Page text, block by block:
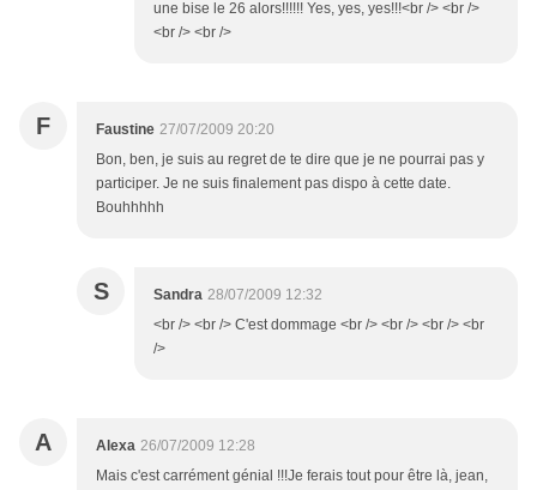
une bise le 26 alors!!!!!! Yes, yes, yes!!!<br /> <br />
<br /> <br />
F Faustine 27/07/2009 20:20
Bon, ben, je suis au regret de te dire que je ne pourrai pas y
participer. Je ne suis finalement pas dispo à cette date.
Bouhhhhh
S Sandra 28/07/2009 12:32
<br /> <br /> C'est dommage <br /> <br /> <br /> <br
/>
A Alexa 26/07/2009 12:28
Mais c'est carrément génial !!!Je ferais tout pour être là, jean,